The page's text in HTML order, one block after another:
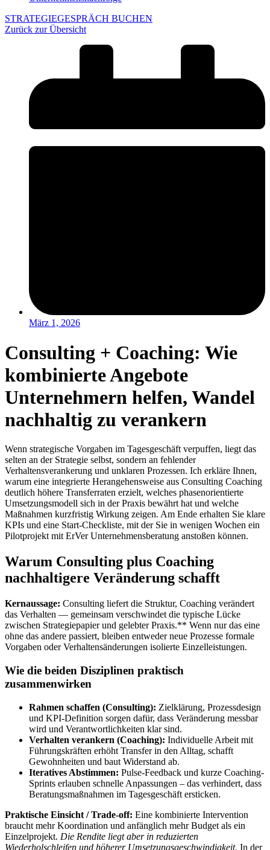
STRATEGIEGESPRÄCH BUCHEN
Zurück zur Übersicht
März 1, 2026
Consulting + Coaching: Wie
kombinierte Angebote
Unternehmern helfen, Wandel
nachhaltig zu verankern
Wenn strategische Vorgaben im Tagesgeschäft verpuffen, liegt das
selten an der Strategie selbst, sondern an fehlender
Verhaltensverankerung und unklaren Prozessen. Ich erkläre Ihnen,
warum eine integrierte Herangehensweise aus Consulting Coaching
deutlich höhere Transferraten erzielt, welches phasenorientierte
Umsetzungsmodell sich in der Praxis bewährt hat und welche
Maßnahmen kurzfristig Wirkung zeigen. Am Ende erhalten Sie klare
KPIs und eine Start-Checkliste, mit der Sie in wenigen Wochen ein
Pilotprojekt mit ErVer Unternehmensberatung anstoßen können.
Warum Consulting plus Coaching
nachhaltigere Veränderung schafft
Kernaussage: Consulting liefert die Struktur, Coaching verändert
das Verhalten — gemeinsam verschwindet die typische Lücke
zwischen Strategiepapier und gelebter Praxis.** Wenn nur das eine
ohne das andere passiert, bleiben entweder neue Prozesse formale
Vorgaben oder Verhaltensänderungen isolierte Einzelleistungen.
Wie die beiden Disziplinen praktisch
zusammenwirken
Rahmen schaffen (Consulting): Zielklärung, Prozessdesign
und KPI-Definition sorgen dafür, dass Veränderung messbar
wird und Verantwortlichkeiten klar sind.
Verhalten verankern (Coaching): Individuelle Arbeit mit
Führungskräften erhöht Transfer in den Alltag, schafft
Gewohnheiten und baut Widerstand ab.
Iteratives Abstimmen: Pulse-Feedback und kurze Coaching-
Sprints erlauben schnelle Anpassungen – das verhindert, dass
Beratungsmaßnahmen im Tagesgeschäft ersticken.
Praktische Einsicht / Trade-off: Eine kombinierte Intervention
braucht mehr Koordination und anfänglich mehr Budget als ein
Einzelprojekt. Die Rendite liegt aber in reduzierten
Wiederholschleifen und höherer Umsetzungsgeschwindigkeit. In der